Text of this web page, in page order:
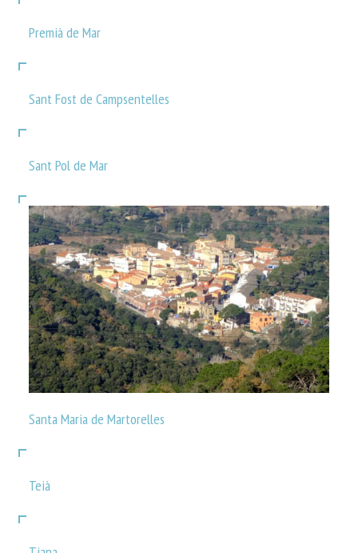
Premià de Mar
Sant Fost de Campsentelles
Sant Pol de Mar
Santa Maria de Martorelles
Teià